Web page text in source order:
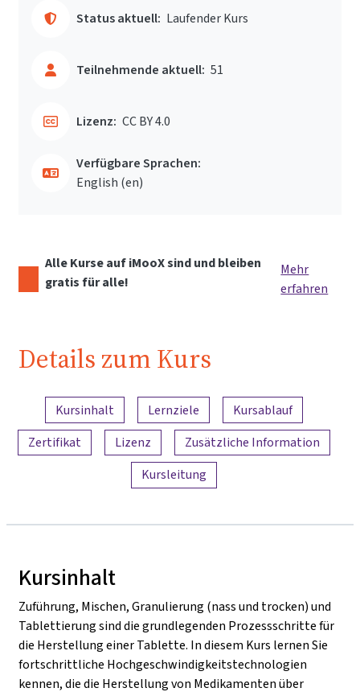
Status aktuell: Laufender Kurs
Teilnehmende aktuell: 51
Lizenz: CC BY 4.0
Verfügbare Sprachen:
English ‎(en)‎
Alle Kurse auf iMooX sind und bleiben
gratis für alle!
Mehr
erfahren
Details zum Kurs
Inhaltsübersicht
Kursinhalt Lernziele
Kursablauf
Zertifikat
Lizenz
Zusätzliche Information
Kursleitung
Kursinhalt
Zuführung, Mischen, Granulierung (nass und trocken) und
Tablettierung sind die grundlegenden Prozessschritte für
die Herstellung einer Tablette. In diesem Kurs lernen Sie
fortschrittliche Hochgeschwindigkeitstechnologien
kennen, die die Herstellung von Medikamenten über